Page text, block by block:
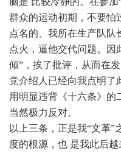
群众的运动初期，不要怕
点名的、我所在生产队队
点火，逼他交代问题。因
倾”，挨了批评，从而在
党介绍人已经向我点明了
用明显违背《十六条》的
当然极力反对。
以上三条，正是我“文革”
度的根源，也 是我此后越